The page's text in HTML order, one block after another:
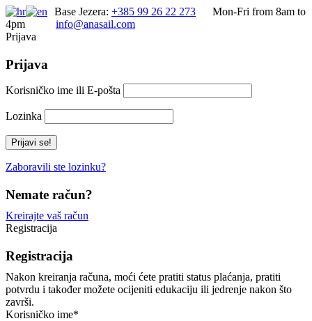
Base Jezera: +385 99 26 22 273
Mon-Fri from 8am to
4pm
info@anasail.com
Prijava
Prijava
Korisničko ime ili E-pošta
Lozinka
Zaboravili ste lozinku?
Nemate račun?
Kreirajte vaš račun
Registracija
Registracija
Nakon kreiranja računa, moći ćete pratiti status plaćanja, pratiti
potvrdu i također možete ocijeniti edukaciju ili jedrenje nakon što
završi.
Korisničko ime*